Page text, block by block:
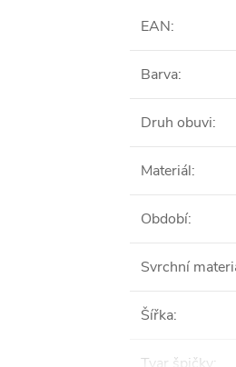
EAN:
Barva:
Druh obuvi:
Materiál:
Období:
Svrchní
Šířka: